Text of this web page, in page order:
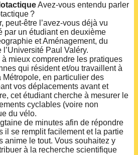
Avez-vous entendu parler
?
peut-être l’avez-vous déjà vu
par un étudiant en deuxième
et Aménagement, du
l’Université Paul Valéry.
mieux comprendre les pratiques
qui résident et/ou travaillent à
Métropole, en particulier des
vos déplacements avant et
cet étudiant cherche à mesurer le
cyclables (voire non
du vélo.
de minutes afin de répondre
il se remplit facilement et la partie
anime le tout. Vous souhaitez y
à la recherche scientifique